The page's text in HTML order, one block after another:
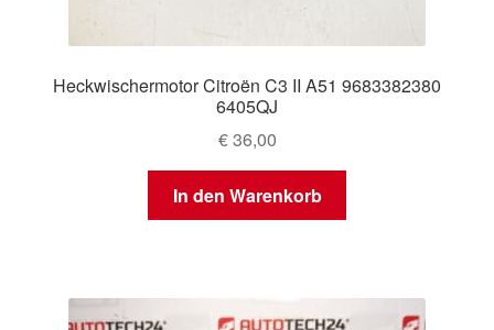
Heckwischermotor Citroën C3 II A51 9683382380
6405QJ
€36,00
In den Warenkorb